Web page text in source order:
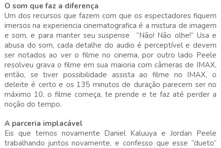
O som que faz a diferença
Um dos recursos que fazem com que os espectadores fiquem
imersos na experiencia cinematografica é a mistura de imagem
e som, e para manter seu suspense
“Não! Não olhe!” Usa e
abusa do som, cada detalhe do audio é perceptível e devem
ser notados ao ver o filme no cinema, por outro lado Peele
resolveu grava o filme em sua maioria com câmeras de IMAX,
então, se tiver possibilidade assista ao filme no IMAX, o
deleite é certo e os 135 minutos de duração parecem ser no
máximo 10, o filme começa, te prende e te faz até perder a
noção do tempo.
A parceria implacável
Eis que temos novamente Daniel Kaluuya e Jordan Peele
trabalhando juntos novamente, e confesso que esse “dueto”